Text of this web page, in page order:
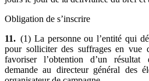
Obligation de s’inscrire
11. (1) La personne ou l’entité qui
pour solliciter des suffrages en vue
favoriser l’obtention d’un
demande au directeur général des